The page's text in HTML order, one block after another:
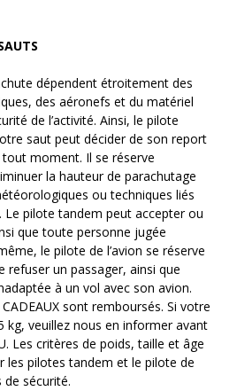
dépendent étroitement des
des aéronefs et du matériel
de l’activité. Ainsi, le pilote
saut peut décider de son report
moment. Il se réserve
la hauteur de parachutage
ou techniques liés
pilote tandem peut accepter ou
que toute personne jugée
le pilote de l’avion se réserve
refuser un passager, ainsi que
à un vol avec son avion.
sont remboursés. Si votre
kg, veuillez nous en informer avant
Les critères de poids, taille et âge
les pilotes tandem et le pilote de
de sécurité.